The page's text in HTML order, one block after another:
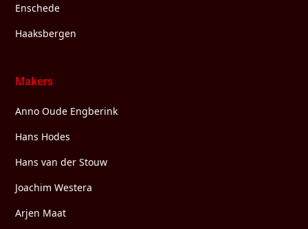
Enschede
Haaksbergen
Makers
Anno Oude Engberink
Hans Hodes
Hans van der Stouw
Joachim Westera
Arjen Maat